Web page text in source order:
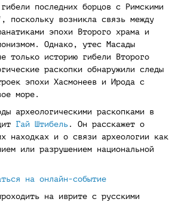
последних борцов с Римскими
поскольку возникла связь между
эпохи Второго храма и
Однако, утес Масады
только историю гибели Второго
раскопки обнаружили следы
эпохи Хасмонеев и Ирода с
море.
археологическими раскопками в
Гай Штибель . Он расскажет о
находках и о связи археологии как
или разрушением национальной
на онлайн-событие
на иврите с русскими